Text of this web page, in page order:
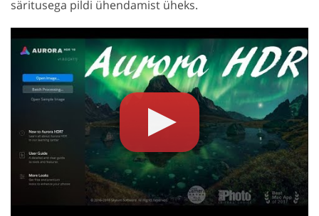
säritusega pildi ühendamist üheks.